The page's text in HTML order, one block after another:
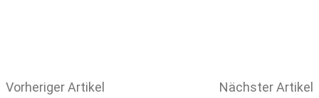
Vorheriger Artikel
Nächster Artikel